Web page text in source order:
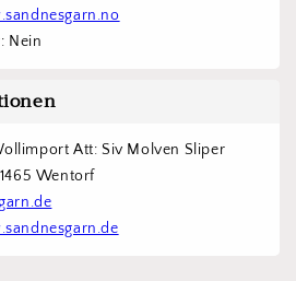
Nein
Att: Siv Molven Sliper
Wentorf